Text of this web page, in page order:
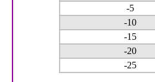
-5
-10
-15
-20
-25